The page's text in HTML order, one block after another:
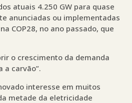
atuais 4.250 GW para quase
anunciadas ou implementadas
COP28, no ano passado, que
o crescimento da demanda
a carvão”.
interesse em muitos
metade da eletricidade